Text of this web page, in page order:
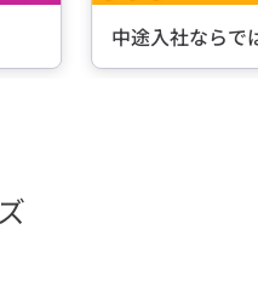
点のインタビュー